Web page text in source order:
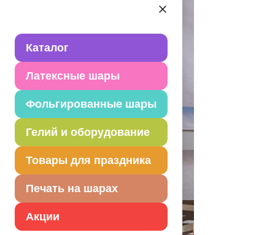
Каталог
Латексные шары
Фольгированные шары
Гелий и оборудование
Товары для праздника
Печать на шарах
Акции